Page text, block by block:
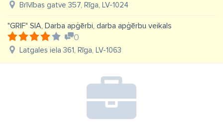
Brīvības gatve 357, Rīga, LV-1024
"GRIF" SIA, Darba apģērbi, darba apģērbu veikals
0
Latgales iela 361, Rīga, LV-1063